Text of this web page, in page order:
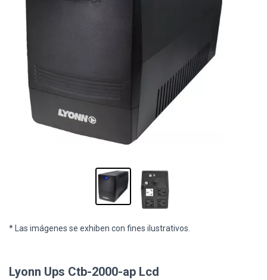
* Las imágenes se exhiben con fines ilustrativos.
Lyonn Ups Ctb-2000-ap Lcd